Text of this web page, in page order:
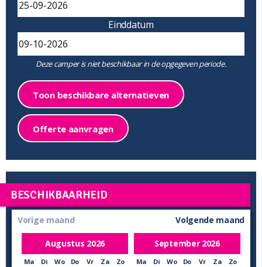
Einddatum
Deze camper is niet beschikbaar in de opgegeven periode.
Toon beschikbare alternatieven
Offerte aanvragen
BESCHIKBAARHEID
Vorige maand
Augustus 2026
Ma Di Wo Do Vr Za
Zo
Volgende maand
September 2026
Ma Di Wo Do Vr Za
Zo